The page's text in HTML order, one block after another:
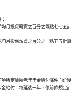
月投保薪資之百分之零點七七五計
月投保薪資之百分之一點五五計算
所定請領老年年金給付條件而延後
給付。每延後一年，依前條規定計